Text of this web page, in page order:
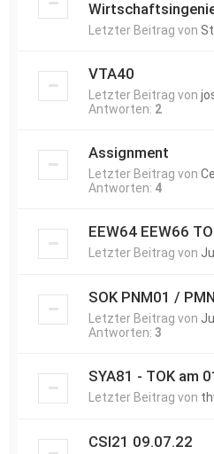
Letzter Beitrag von
VTA40
Letzter Beitrag von
Antworten: 2
Assignment
Letzter Beitrag von
Antworten: 4
EEW64 EEW66
Letzter Beitrag von
SOK PNM01 /
Letzter Beitrag von
Antworten: 3
SYA81 - TOK am
Letzter Beitrag von
CSI21 09.07.22